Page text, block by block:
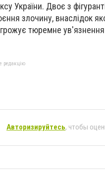
України. Двоє з
злочину, внаслідок
тюремне
редакцію
Авторизируйтесь, чтобы